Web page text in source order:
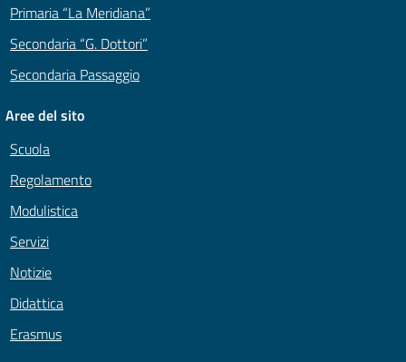
Primaria “La Meridiana”
Secondaria “G. Dottori”
Secondaria Passaggio
Aree del sito
Scuola
Regolamento
Modulistica
Servizi
Notizie
Didattica
Erasmus